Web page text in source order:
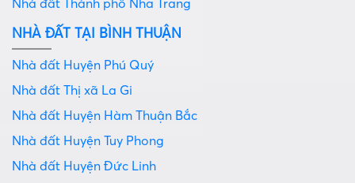
Nhà đất Thành phố Nha Trang
NHÀ ĐẤT TẠI BÌNH THUẬN
Nhà đất Huyện Phú Quý
Nhà đất Thị xã La Gi
Nhà đất Huyện Hàm Thuận Bắc
Nhà đất Huyện Tuy Phong
Nhà đất Huyện Đức Linh